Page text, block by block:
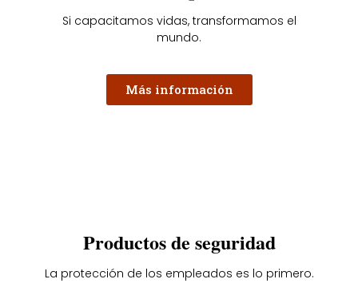
Si capacitamos vidas, transformamos el
mundo.
Más información
Productos de seguridad
La protección de los empleados es lo primero.